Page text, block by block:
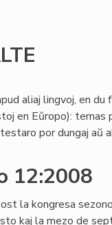
aliaj lingvoj, en du
en Eŭropo): temas
por dungaj aŭ
12:2008
la kongresa
kaj la mezo de